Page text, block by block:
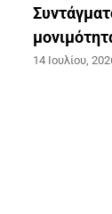
14 Ιουλίου,